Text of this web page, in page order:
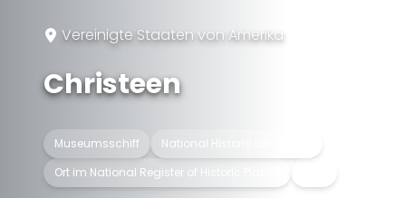
Vereinigte Staaten von Amerika
Christeen
Museumsschiff
National Historic Landmark
Ort im National Register of Historic Places